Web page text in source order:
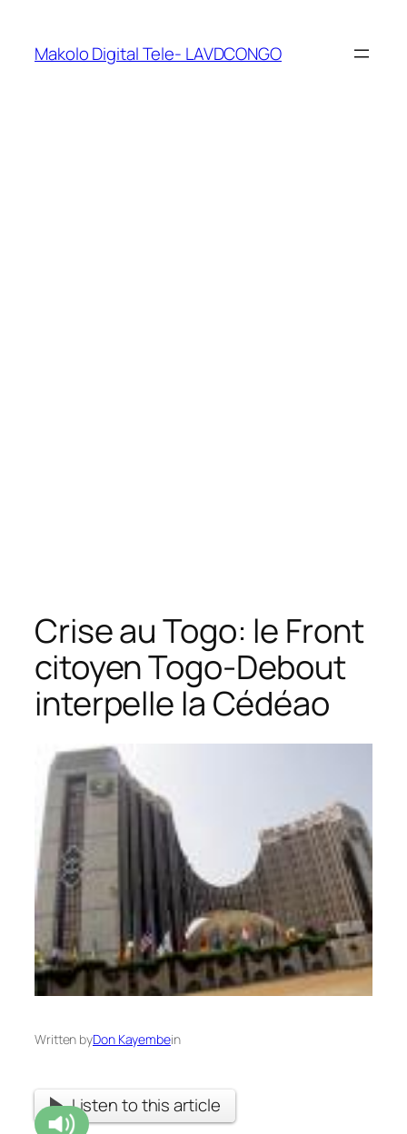
Makolo Digital Tele- LAVDCONGO
Crise au Togo: le Front
citoyen Togo-Debout
interpelle la Cédéao
Written byDon Kayembein
Listen to this article